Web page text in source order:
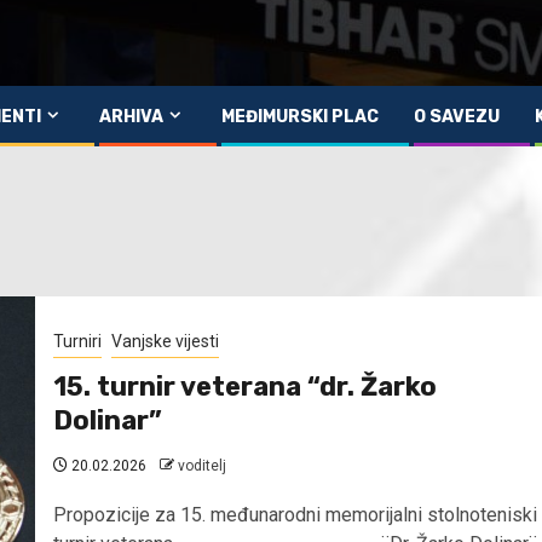
ARHIVA MEĐIMURSKI PLAC O SAVEZU
Turniri Vanjske vijesti
15. turnir veterana “dr. Žarko
Dolinar”
20.02.2026 voditelj
Propozicije za 15. međunarodni memorijalni stolnoteniski